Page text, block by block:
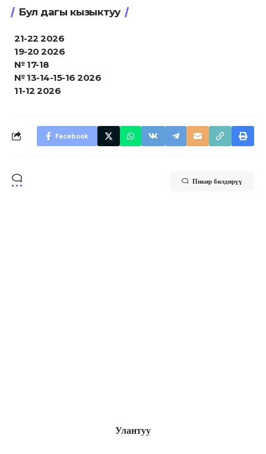
Бул дагы кызыктуу
21-22 2026
19-20 2026
№ 17-18
№ 13-14-15-16 2026
11-12 2026
Facebook
Пикир билдирүү
Улантуу